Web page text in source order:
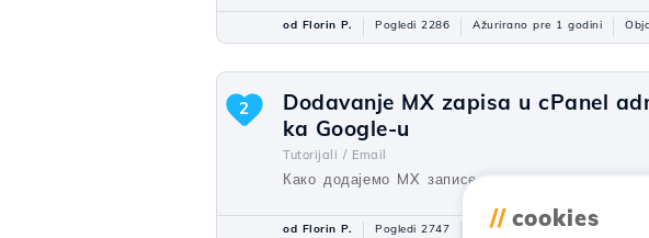
od Florin P. Pogledi 2286 Ažurirano pre 1 godini
Dodavanje MX zapisa u cPanel
ka Google-u
Tutorijali / Email
Како додајемо MX записе и како усмеравамо
2
od Florin P. Pogledi 2747 Ažurirano prije 2 godine
// cookies